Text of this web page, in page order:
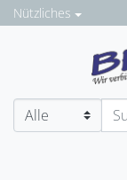
Nützliches